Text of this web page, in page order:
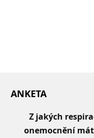
ANKETA
Z jakých
onemocnění